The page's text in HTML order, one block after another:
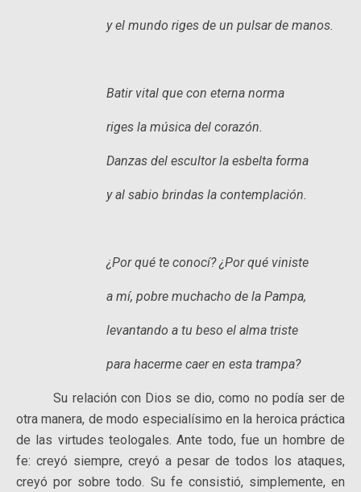
y el mundo riges de un pulsar de manos.
Batir vital que con eterna norma
riges la música del corazón.
Danzas del escultor la esbelta forma
y al sabio brindas la contemplación.
¿Por qué te conocí? ¿Por qué viniste
a mí, pobre muchacho de la Pampa,
levantando a tu beso el alma triste
para hacerme caer en esta trampa?
Su relación con Dios se dio, como no podía ser de
otra manera, de modo especialísimo en la heroica práctica
de las virtudes teologales. Ante todo, fue un hombre de
fe: creyó siempre, creyó a pesar de todos los ataques,
creyó por sobre todo. Su fe consistió, simplemente, en